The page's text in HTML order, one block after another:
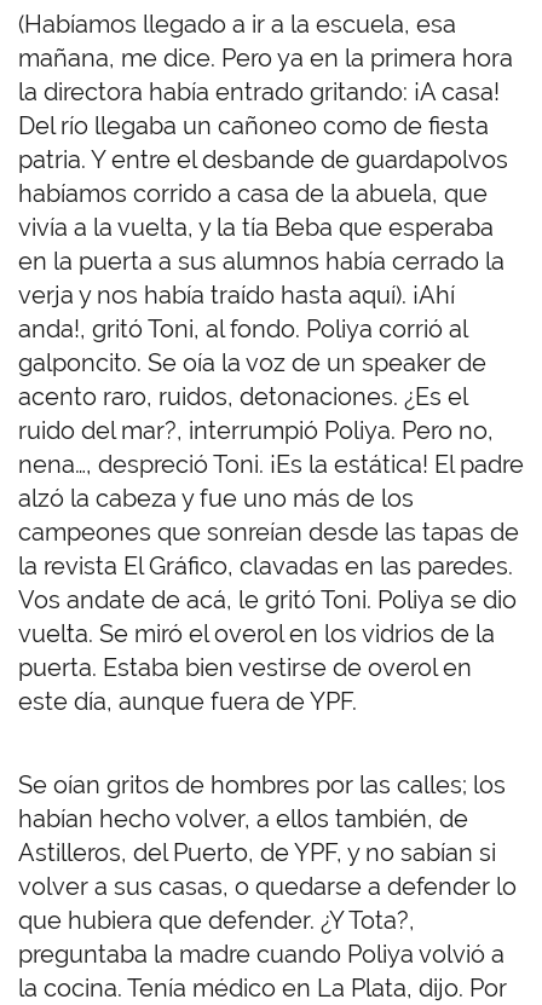
(Habíamos llegado a ir a la escuela, esa
mañana, me dice. Pero ya en la primera hora
la directora había entrado gritando: ¡A casa!
Del río llegaba un cañoneo como de fiesta
patria. Y entre el desbande de guardapolvos
habíamos corrido a casa de la abuela, que
vivía a la vuelta, y la tía Beba que esperaba
en la puerta a sus alumnos había cerrado la
verja y nos había traído hasta aquí). ¡Ahí
anda!, gritó Toni, al fondo. Poliya corrió al
galponcito. Se oía la voz de un speaker de
acento raro, ruidos, detonaciones. ¿Es el
ruido del mar?, interrumpió Poliya. Pero no,
nena…, despreció Toni. ¡Es la estática! El padre
alzó la cabeza y fue uno más de los
campeones que sonreían desde las tapas de
la revista El Gráfico, clavadas en las paredes.
Vos andate de acá, le gritó Toni. Poliya se dio
vuelta. Se miró el overol en los vidrios de la
puerta. Estaba bien vestirse de overol en
este día, aunque fuera de YPF.
Se oían gritos de hombres por las calles; los
habían hecho volver, a ellos también, de
Astilleros, del Puerto, de YPF, y no sabían si
volver a sus casas, o quedarse a defender lo
que hubiera que defender. ¿Y Tota?,
preguntaba la madre cuando Poliya volvió a
la cocina. Tenía médico en La Plata, dijo. Por